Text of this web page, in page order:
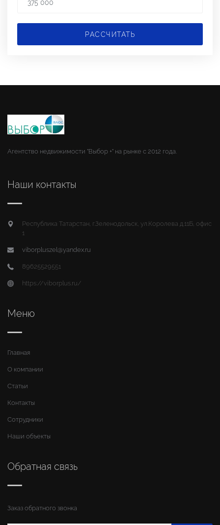
РАССЧИТАТЬ
Агентство недвижимости "Выбор +" на рынке с 2012 года.
Наши контакты
Республика Татарстан, г.Зеленодольск, ул.Королева д.11Б, офис
1
viborpluszel@yandex.ru
89625529551
https://viborplus.ru/
Меню
Главная
О компании
Статьи
Контакты
Сотрудники
Наши объекты
Обратная связь
Заказ обратного звонка